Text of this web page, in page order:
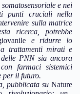
e nei
punti cruciali nella
sulla matrice
ricerca, potrebbe
e ridurre lo
trattamenti mirati e
PNN sia ancora
farmaci sistemici
per il futuro.
pubblicata su Nature